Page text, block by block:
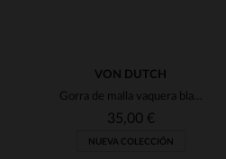
VON DUTCH
Gorra de malla vaquera blanca y azul con efecto desgastado.
35,00 €
NUEVA COLECCIÓN